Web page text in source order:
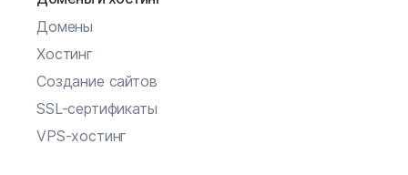
Домены
Хостинг
Создание сайтов
SSL-сертификаты
VPS-хостинг